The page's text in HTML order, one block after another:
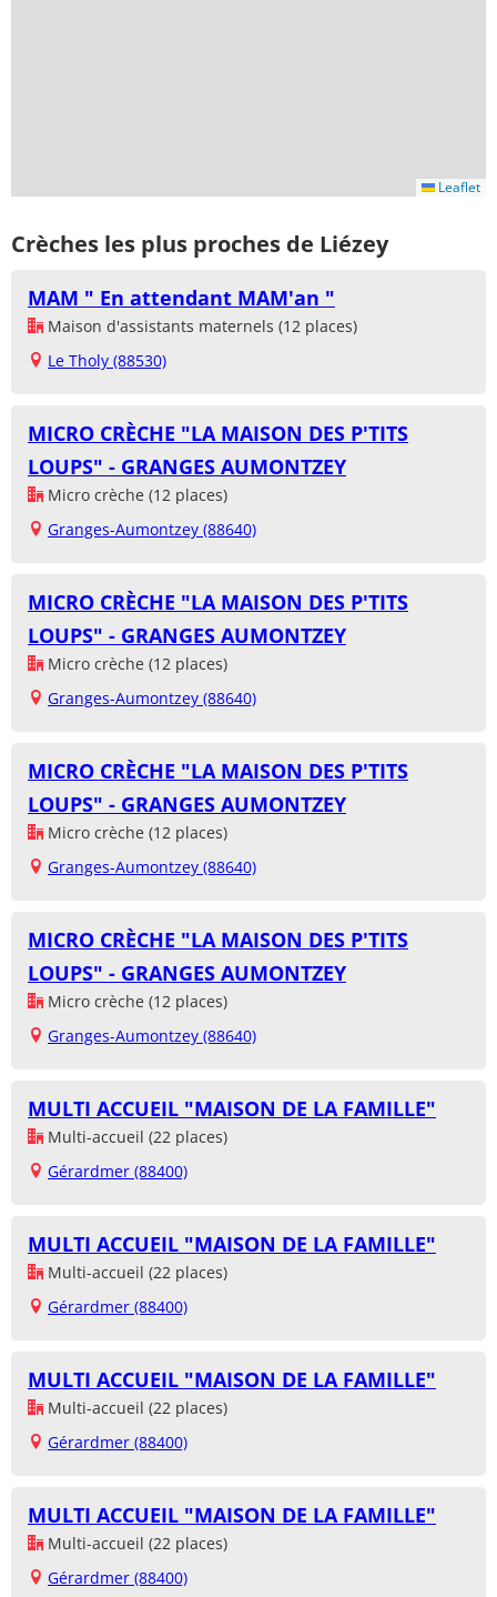
Leaflet
Crèches les plus proches de Liézey
MAM " En attendant MAM'an "
Maison d'assistants maternels (12 places)
Le Tholy (88530)
MICRO CRÈCHE "LA MAISON DES P'TITS
LOUPS" - GRANGES AUMONTZEY
Micro crèche (12 places)
Granges-Aumontzey (88640)
MICRO CRÈCHE "LA MAISON DES P'TITS
LOUPS" - GRANGES AUMONTZEY
Micro crèche (12 places)
Granges-Aumontzey (88640)
MICRO CRÈCHE "LA MAISON DES P'TITS
LOUPS" - GRANGES AUMONTZEY
Micro crèche (12 places)
Granges-Aumontzey (88640)
MICRO CRÈCHE "LA MAISON DES P'TITS
LOUPS" - GRANGES AUMONTZEY
Micro crèche (12 places)
Granges-Aumontzey (88640)
MULTI ACCUEIL "MAISON DE LA FAMILLE"
Multi-accueil (22 places)
Gérardmer (88400)
MULTI ACCUEIL "MAISON DE LA FAMILLE"
Multi-accueil (22 places)
Gérardmer (88400)
MULTI ACCUEIL "MAISON DE LA FAMILLE"
Multi-accueil (22 places)
Gérardmer (88400)
MULTI ACCUEIL "MAISON DE LA FAMILLE"
Multi-accueil (22 places)
Gérardmer (88400)